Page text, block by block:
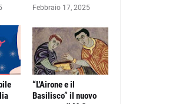
Febbraio 17, 2025
“L'Airone e il
Basilisco” il nuovo